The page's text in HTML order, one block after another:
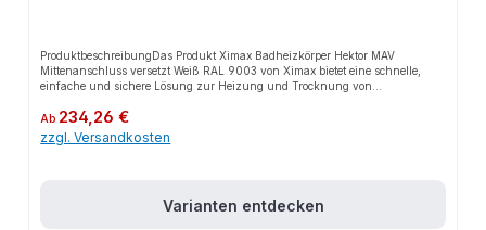
ProduktbeschreibungDas Produkt Ximax Badheizkörper Hektor MAV
Mittenanschluss versetzt Weiß RAL 9003 von Ximax bietet eine schnelle,
einfache und sichere Lösung zur Heizung und Trocknung von
sorgt es für perfekten Halt und passt sich flexibel an verschiedene Bad- und
Wohnbereiche an. Das robuste Design und die einfache Montage machen
dieses Produkt zu einer zuverlässigen Wahl für jede
EuropeAnwendungsbereicheBadWohnbereichGängige
Regulärer Preis:
Ab 234,26 €
zzgl. Versandkosten
Varianten entdecken